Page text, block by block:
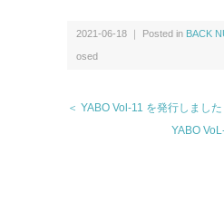
2021-06-18 ｜ Posted in BACK
osed
＜ YABO Vol-11 を発行しました
YABO